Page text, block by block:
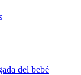
del bebé